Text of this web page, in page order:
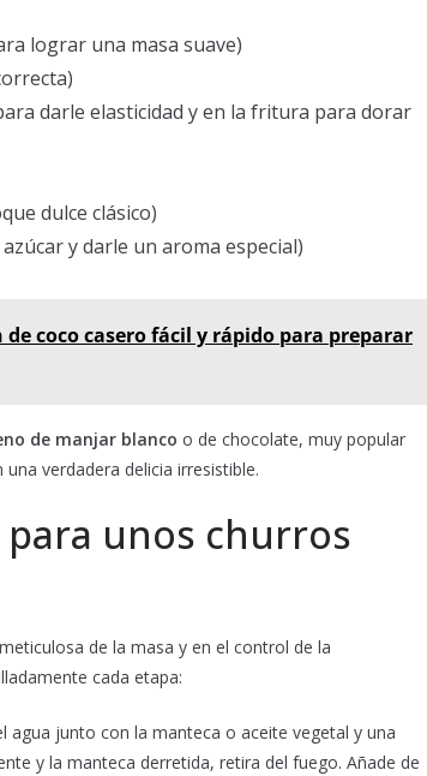
lograr una masa suave)
darle elasticidad y en la fritura para dorar
dulce clásico)
y darle un aroma especial)
de coco casero fácil y rápido para preparar
de manjar blanco o de chocolate, muy popular
verdadera delicia irresistible.
para unos churros
de la masa y en el control de la
cada etapa:
agua junto con la manteca o aceite vegetal y una
y la manteca derretida, retira del fuego. Añade de